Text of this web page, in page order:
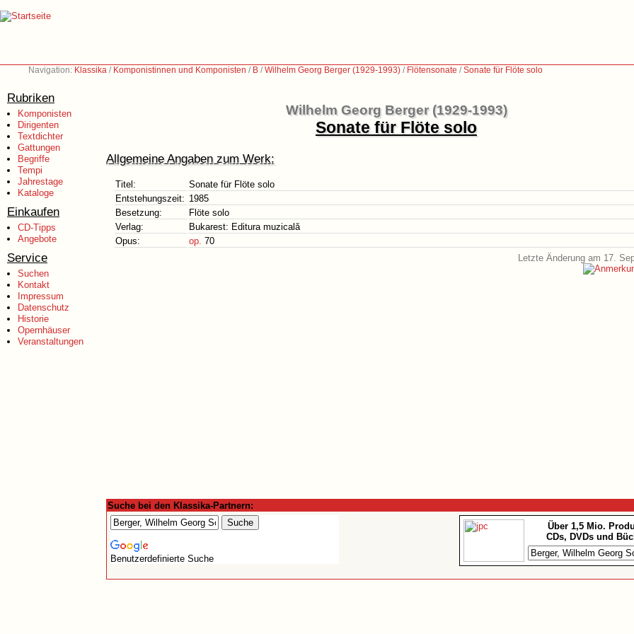
Navigation: Klassika / Komponistinnen und Komponisten / B /Wilhelm Georg Berger (1929-1993) / Flötensonate /Sonate für Flöte solo
Rubriken
Komponisten
Dirigenten
Textdichter
Gattungen
Begriffe
Tempi
Jahrestage
Kataloge
Einkaufen
CD-Tipps
Angebote
Service
Suchen
Kontakt
Impressum
Datenschutz
Historie
Opernhäuser
Veranstaltungen
Wilhelm Georg Berger (1929-1993)
Sonate für Flöte solo
Allgemeine Angaben zum Werk:
Titel:
Sonate für Flöte solo
Entstehungszeit: 1985
Besetzung:
Flöte solo
Verlag:
Bukarest: Editura muzicală
Opus:
op. 70
Letzte Änderung am 17.
Suche bei den Klassika-Partnern:
Benutzerdefinierte Suche
Über 1,5 Mio.
CDs, DVDs und